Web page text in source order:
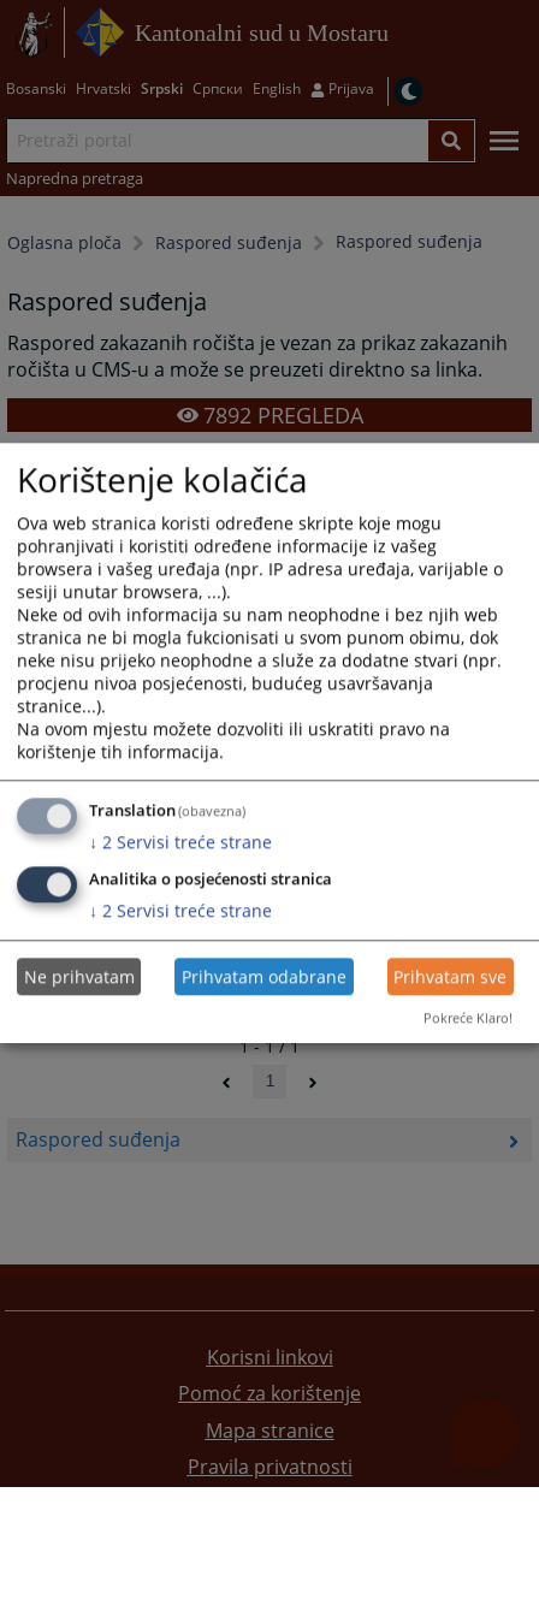
Kantonalni sud u Mostaru
Bosanski Hrvatski Srpski Српски English Prijava
Napredna pretraga
Oglasna ploča Raspored suđenja Raspored suđenja
Raspored suđenja
Raspored suđenja
Raspored zakazanih ročišta je vezan za prikaz zakazanih
ročišta u CMS-u a može se preuzeti direktno sa linka.
7892 PREGLEDA
Linkovi
Преглед заказаних рочишта у суду
1 - 1 / 1
1
Korisni linkovi
Pomoć za korištenje
Mapa stranice
Pravila privatnosti
Korištenje kolačića
Ova web stranica koristi određene skripte koje mogu
pohranjivati i koristiti određene informacije iz vašeg
browsera i vašeg uređaja (npr. IP adresa uređaja, varijable o
sesiji unutar browsera, ...).
Neke od ovih informacija su nam neophodne i bez njih web
stranica ne bi mogla fukcionisati u svom punom obimu, dok
neke nisu prijeko neophodne a služe za dodatne stvari (npr.
procjenu nivoa posjećenosti, budućeg usavršavanja
stranice...).
Na ovom mjestu možete dozvoliti ili uskratiti pravo na
korištenje tih informacija.
Translation(obavezna)
↓ 2 Servisi treće strane
Analitika o posjećenosti stranica
↓ 2 Servisi treće strane
Ne prihvatam Prihvatam odabrane Prihvatam sve
Pokreće Klaro!